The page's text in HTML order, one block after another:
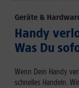
Geräte &
Handy
Was Du
Wenn Dein Handy
schnelles Handeln.